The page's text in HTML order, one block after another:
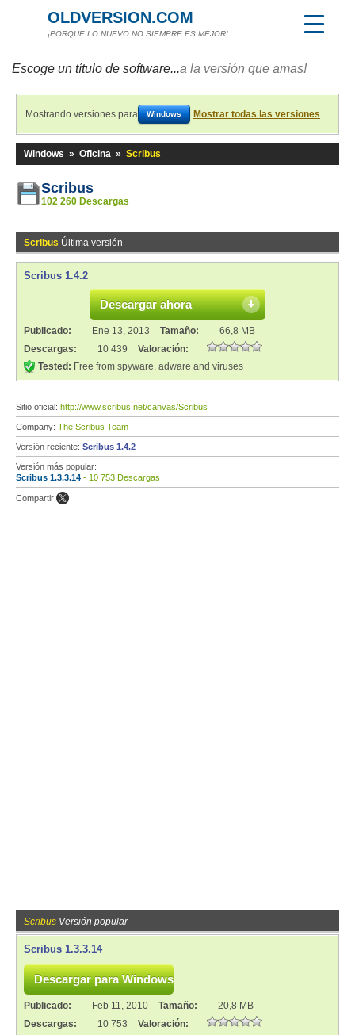
OLDVERSION.COM
¡PORQUE LO NUEVO NO SIEMPRE ES MEJOR!
Escoge un título de software...a la versión que amas!
Mostrando versiones para Windows Mostrar todas las versiones
Windows » Oficina » Scribus
Scribus
102 260 Descargas
Scribus Última versión
Scribus 1.4.2
Descargar ahora
Publicado: Ene 13, 2013 Tamaño:
66,8 MB
Descargas:
10 439
Valoración:
Tested: Free from spyware, adware and viruses
Sitio oficial: http://www.scribus.net/canvas/Scribus
Company: The Scribus Team
Versión reciente: Scribus 1.4.2
Versión más popular:
Scribus 1.3.3.14 - 10 753 Descargas
Compartir:
Scribus Versión popular
Scribus 1.3.3.14
Publicado: Feb 11, 2010 Tamaño:
20,8 MB
Descargas:
10 753
Valoración: